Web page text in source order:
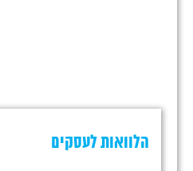
הלוואות לעסקים